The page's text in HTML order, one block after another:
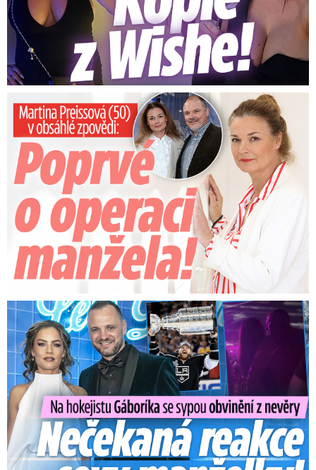
Preissová (50) v obsáhlé zpovědi: Poprvé o operaci manžela
Na Gáboríka se sypou obvinění z nevěry: Reakce manželky!